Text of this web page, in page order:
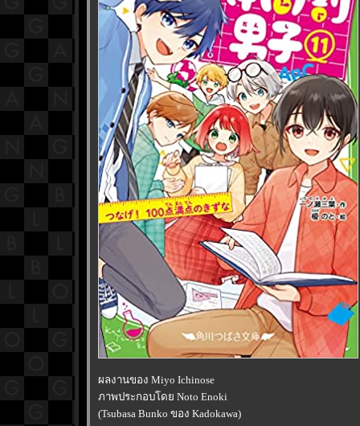
ผลงานของ Miyo Ichinose
ภาพประกอบโดย Noto Enoki
(Tsubasa Bunko ของ Kadokawa)